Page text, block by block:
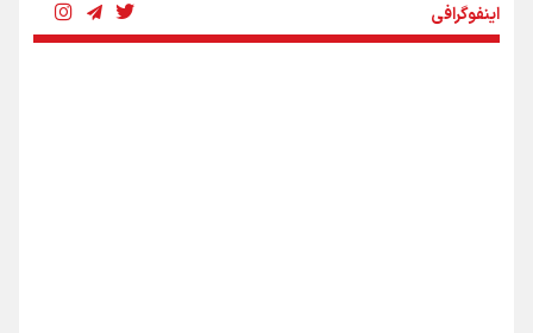
اینفوگرافی